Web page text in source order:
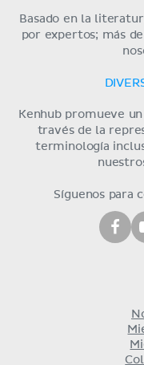
Basado en la
por expertos; más
Kenhub promueve
través de la
terminología
Síguenos para